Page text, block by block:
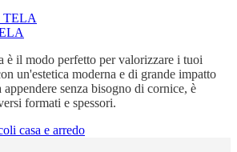
è il modo perfetto per valorizzare i tuoi
un'estetica moderna e di grande impatto
senza bisogno di cornice, è
formati e spessori.
casa e arredo